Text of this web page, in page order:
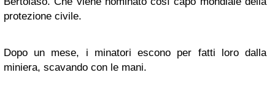
protezione civile.
Dopo un mese, i minatori escono per fatti loro dalla
miniera, scavando con le mani.